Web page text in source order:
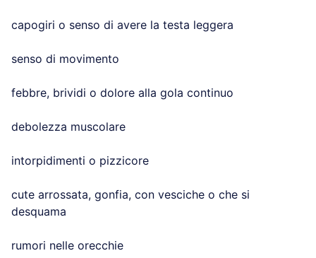
capogiri o senso di avere la testa leggera
senso di movimento
febbre, brividi o dolore alla gola continuo
debolezza muscolare
intorpidimenti o pizzicore
cute arrossata, gonfia, con vesciche o che si
desquama
rumori nelle orecchie